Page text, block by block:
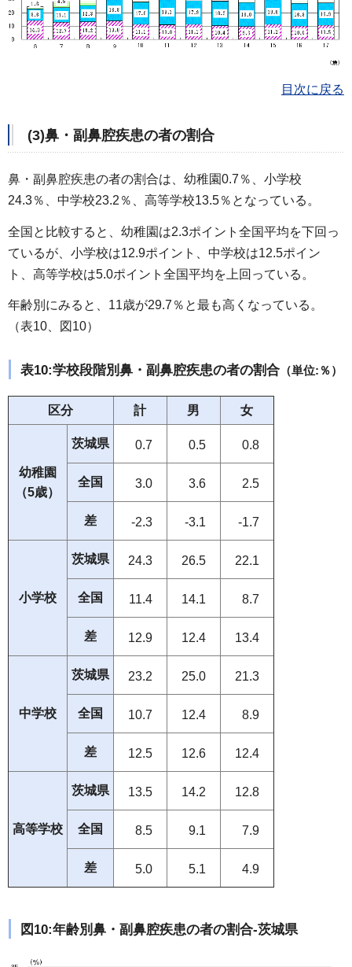
目次に戻る
(3)鼻・副鼻腔疾患の者の割合
鼻・副鼻腔疾患の者の割合は、幼稚園0.7％、小学校
24.3％、中学校23.2％、高等学校13.5％となっている。
全国と比較すると、幼稚園は2.3ポイント全国平均を下回っ
ているが、小学校は12.9ポイント、中学校は12.5ポイン
ト、高等学校は5.0ポイント全国平均を上回っている。
年齢別にみると、11歳が29.7％と最も高くなっている。
（表10、図10）
表10:学校段階別鼻・副鼻腔疾患の者の割合 （単位:％）
区分 計 男 女
幼稚園
（5歳）
茨城県 0.7 0.5 0.8
全国 3.0 3.6 2.5
差 -2.3 -3.1 -1.7
小学校
茨城県 24.3 26.5 22.1
全国 11.4 14.1 8.7
差 12.9 12.4 13.4
中学校
茨城県 23.2 25.0 21.3
全国 10.7 12.4 8.9
差 12.5 12.6 12.4
高等学校
茨城県 13.5 14.2 12.8
全国 8.5 9.1 7.9
差 5.0 5.1 4.9
図10:年齢別鼻・副鼻腔疾患の者の割合-茨城県